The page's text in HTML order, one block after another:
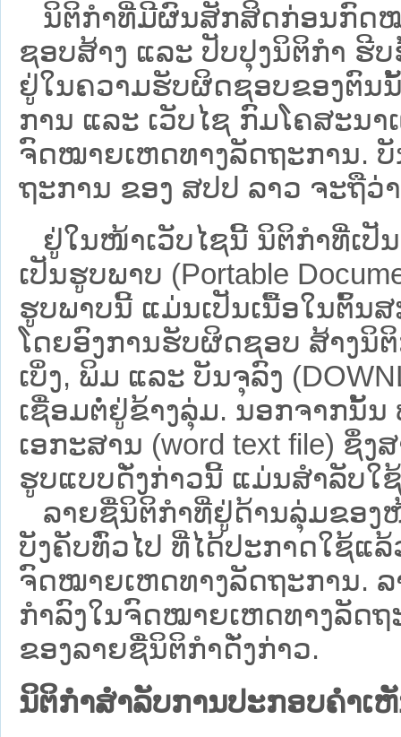
ນິ​ຕິ​ກຳ​ທີ່​ມີ​ຜົນ​ສັກ​ສິດ​ກ່ອນ​ກົດ​ໝ
ຊອບ​ສ້າງ ແລະ ປັບ​ປຸງນິ​ຕິ​ກຳ ຮີ
ຢູ່ໃນຄວາມຮັບຜິດຊອບຂອງຕົນ
ການ ແລະ ເວັບໄຊ​ ກົມໂຄສະນ
ຈົດໝາຍເຫດທາງລັດຖະການ.
ຖະ​ການ ຂອງ ສປ​ປ ລາວ ​ຈະຖື​
ຢູ່ໃນໜ້າ​ເວັບ​ໄຊ​ນີ້ ນິຕິກຳທີ່ເປັ
ເປັນຮູບພາບ (Portable
ຮູບພາບນີ້ ແມ່ນເປັນເນື້ອໃນຕົ້ນ
ໂດຍອົງການຮັບຜິດຊອບ ສ້າງນິ
ເບິ່ງ, ພິມ ແລະ ບັນຈຸລົງ
ເຊື່ອມຕໍ່ຢູ່ຂ້າງລຸ່ມ. ນອກຈາກນັ້ນ
ເອກະສານ (word text file) ຊຶ່
ຮູບແບບດັ່ງກ່າວນີ້ ແມ່ນສຳລັບໃ
ລາຍຊື່ນິຕິກຳທີ່ຢູ່ດ້ານລຸ່ມຂອງ
ບັງຄັບທົ່ວໄປ ທີ່ໄດ້ປະກາດໃຊ້ແ
ຈົດໝາຍເຫດທາງລັດຖະການ.
ກຳລົງໃນຈົດໝາຍເຫດທາງລັດ
ຂອງລາຍຊື່ນິຕິກໍາດັ່ງກ່າວ.
ນິຕິກຳສຳລັບການປະກອບຄຳເ